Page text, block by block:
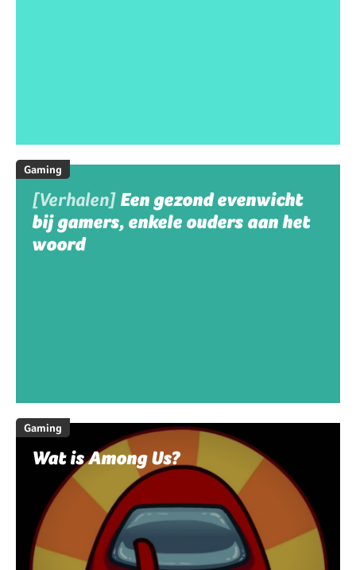
Gaming
[Verhalen] Een gezond evenwicht
bij gamers, enkele ouders aan het
woord
Gaming
Wat is Among Us?